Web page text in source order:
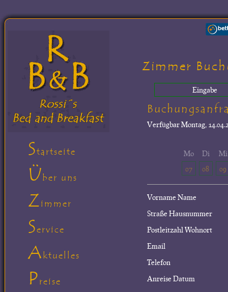
Zimmer
Eingabe
VerfügbarMontag,
Mo
07
Di
08
Mi
09
Vorname Name
Straße Hausnummer
Postleitzahl Wohnort
Email
Telefon
Anreise Datum
Startseite
Über uns
Zimmer
Service
Aktuelles
Preise